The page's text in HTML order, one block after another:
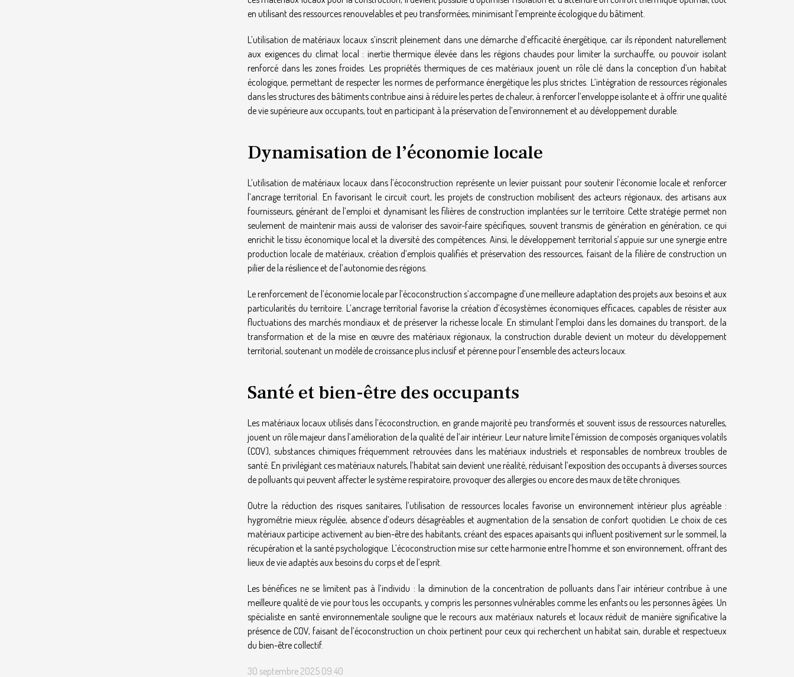
en utilisant des ressources renouvelables et peu transformées, minimisant l’empreinte écologique du bâtiment.
L’utilisation de matériaux locaux s’inscrit pleinement dans une démarche d’efficacité énergétique, car ils répondent naturellement
aux exigences du climat local : inertie thermique élevée dans les régions chaudes pour limiter la surchauffe, ou pouvoir isolant
renforcé dans les zones froides. Les propriétés thermiques de ces matériaux jouent un rôle clé dans la conception d’un habitat
écologique, permettant de respecter les normes de performance énergétique les plus strictes. L’intégration de ressources régionales
dans les structures des bâtiments contribue ainsi à réduire les pertes de chaleur, à renforcer l’enveloppe isolante et à offrir une qualité
de vie supérieure aux occupants, tout en participant à la préservation de l’environnement et au développement durable.
Dynamisation de l’économie locale
L’utilisation de matériaux locaux dans l’écoconstruction représente un levier puissant pour soutenir l’économie locale et renforcer
l’ancrage territorial. En favorisant le circuit court, les projets de construction mobilisent des acteurs régionaux, des artisans aux
fournisseurs, générant de l’emploi et dynamisant les filières de construction implantées sur le territoire. Cette stratégie permet non
seulement de maintenir mais aussi de valoriser des savoir-faire spécifiques, souvent transmis de génération en génération, ce qui
enrichit le tissu économique local et la diversité des compétences. Ainsi, le développement territorial s’appuie sur une synergie entre
production locale de matériaux, création d’emplois qualifiés et préservation des ressources, faisant de la filière de construction un
pilier de la résilience et de l’autonomie des régions.
Le renforcement de l’économie locale par l’écoconstruction s’accompagne d’une meilleure adaptation des projets aux besoins et aux
particularités du territoire. L’ancrage territorial favorise la création d’écosystèmes économiques efficaces, capables de résister aux
fluctuations des marchés mondiaux et de préserver la richesse locale. En stimulant l’emploi dans les domaines du transport, de la
transformation et de la mise en œuvre des matériaux régionaux, la construction durable devient un moteur du développement
territorial, soutenant un modèle de croissance plus inclusif et pérenne pour l’ensemble des acteurs locaux.
Santé et bien-être des occupants
Les matériaux locaux utilisés dans l’écoconstruction, en grande majorité peu transformés et souvent issus de ressources naturelles,
jouent un rôle majeur dans l’amélioration de la qualité de l’air intérieur. Leur nature limite l’émission de composés organiques volatils
(COV), substances chimiques fréquemment retrouvées dans les matériaux industriels et responsables de nombreux troubles de
santé. En privilégiant ces matériaux naturels, l’habitat sain devient une réalité, réduisant l’exposition des occupants à diverses sources
de polluants qui peuvent affecter le système respiratoire, provoquer des allergies ou encore des maux de tête chroniques.
Outre la réduction des risques sanitaires, l’utilisation de ressources locales favorise un environnement intérieur plus agréable :
hygrométrie mieux régulée, absence d’odeurs désagréables et augmentation de la sensation de confort quotidien. Le choix de ces
matériaux participe activement au bien-être des habitants, créant des espaces apaisants qui influent positivement sur le sommeil, la
récupération et la santé psychologique. L’écoconstruction mise sur cette harmonie entre l’homme et son environnement, offrant des
lieux de vie adaptés aux besoins du corps et de l’esprit.
Les bénéfices ne se limitent pas à l’individu : la diminution de la concentration de polluants dans l’air intérieur contribue à une
meilleure qualité de vie pour tous les occupants, y compris les personnes vulnérables comme les enfants ou les personnes âgées. Un
spécialiste en santé environnementale souligne que le recours aux matériaux naturels et locaux réduit de manière significative la
présence de COV, faisant de l’écoconstruction un choix pertinent pour ceux qui recherchent un habitat sain, durable et respectueux
du bien-être collectif.
30 septembre 2025 09:40